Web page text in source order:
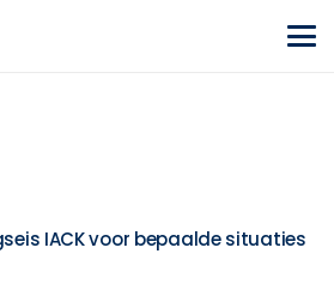
IACK voor bepaalde situaties